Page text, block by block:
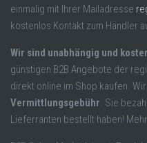
einmalig mit Ihrer Mailadresse
kostenlos Kontakt zum Händler
Wir sind unabhängig und
günstigen B2B Angebote der
direkt online im Shop kaufen.
Vermittlungsgebühr. Sie
Lieferranten bestellt haben!